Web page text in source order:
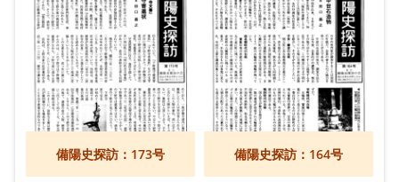
備陽史探訪：173号 備陽史探訪：164号